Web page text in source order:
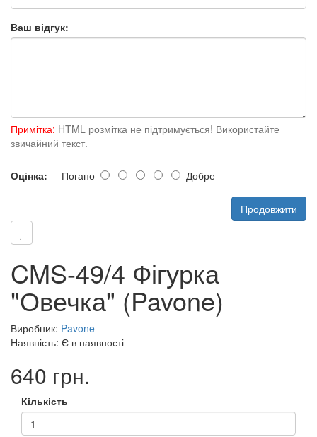
Ваш відгук:
Примітка: HTML розмітка не підтримується! Використайте
звичайний текст.
Оцінка: Погано Добре
Продовжити
CMS-49/4 Фігурка
"Овечка" (Pavone)
Виробник: Pavone
Наявність: Є в наявності
640 грн.
Кількість